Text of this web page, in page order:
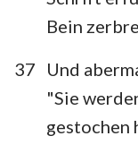
Bein
37
Und
"Sie
gestochen